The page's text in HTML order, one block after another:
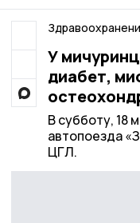
У
диабет,
В субботу, 18
автопоезда
ЦГЛ.